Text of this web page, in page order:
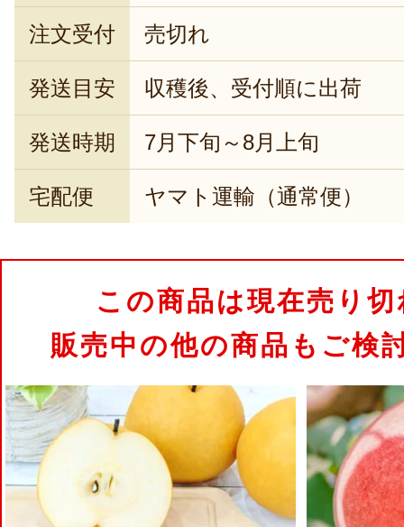
注文受付 売切れ
発送目安 収穫後、受付順に出荷
発送時期 7月下旬～8月上旬
宅配便 ヤマト運輸（通常便）
この商品は現在売り
販売中の他の商品もご検